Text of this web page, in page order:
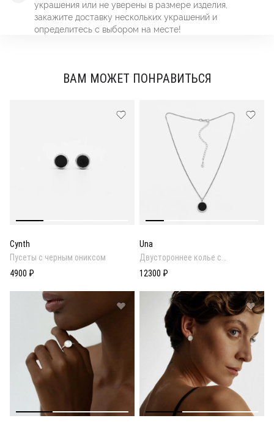
украшения или не уверены в размере изделия,
закажите доставку нескольких украшений и
определитесь с выбором на месте!
ВАМ МОЖЕТ ПОНРАВИТЬСЯ
Cynth
Пусеты с черным ониксом
4900 ₽
Una
Двустороннее колье с
перламутром и ониксом
12300 ₽